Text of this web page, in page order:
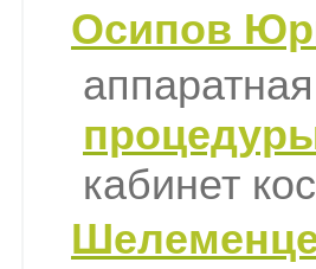
Осипов
кабинет